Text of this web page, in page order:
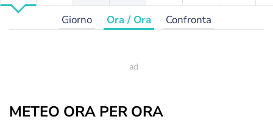
Giorno Ora / Ora Confronta
METEO ORA PER ORA